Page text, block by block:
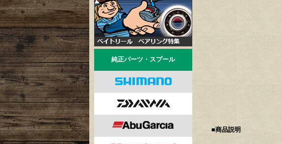
純正パーツ・スプール
■商品説明